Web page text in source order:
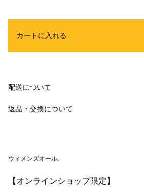
カートに入れる
配送について
返品・交換について
ウィメンズオール.
【オンラインショップ限定】